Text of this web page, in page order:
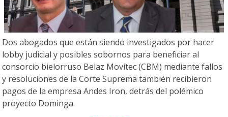
Dos abogados que están siendo investigados por hacer
lobby judicial y posibles sobornos para beneficiar al
consorcio bielorruso Belaz Movitec (CBM) mediante fallos
y resoluciones de la Corte Suprema también recibieron
pagos de la empresa Andes Iron, detrás del polémico
proyecto Dominga.